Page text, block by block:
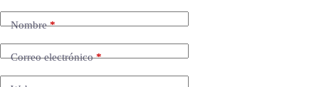
Nombre*
Correo electrónico*